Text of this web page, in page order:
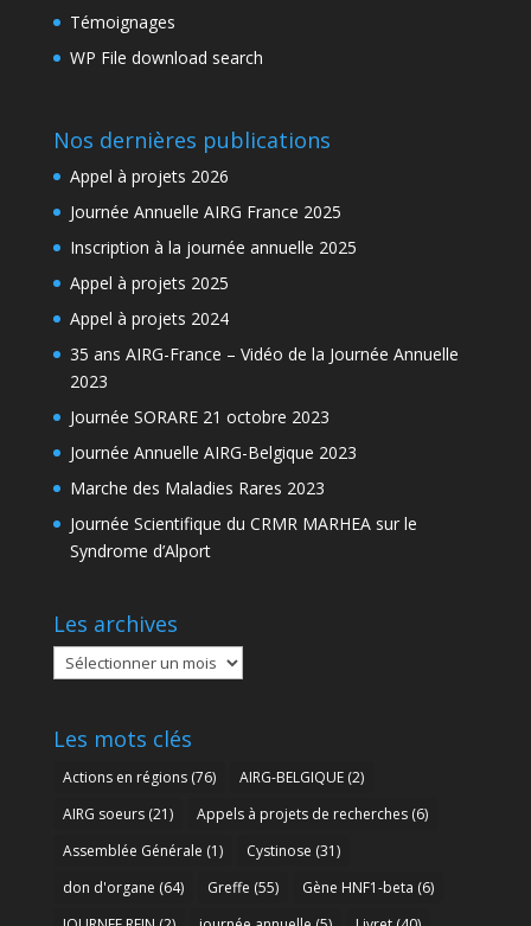
Témoignages
WP File download search
Nos dernières publications
Appel à projets 2026
Journée Annuelle AIRG France 2025
Inscription à la journée annuelle 2025
Appel à projets 2025
Appel à projets 2024
35 ans AIRG-France – Vidéo de la Journée Annuelle
2023
Journée SORARE 21 octobre 2023
Journée Annuelle AIRG-Belgique 2023
Marche des Maladies Rares 2023
Journée Scientifique du CRMR MARHEA sur le
Syndrome d’Alport
Les archives
Les
archives
Les mots clés
Actions en régions(76) AIRG-BELGIQUE(2)
AIRG soeurs(21) Appels à projets de recherches(6)
Assemblée Générale (1) Cystinose (31)
don d'organe (64) Greffe (55) Gène HNF1-beta (6)